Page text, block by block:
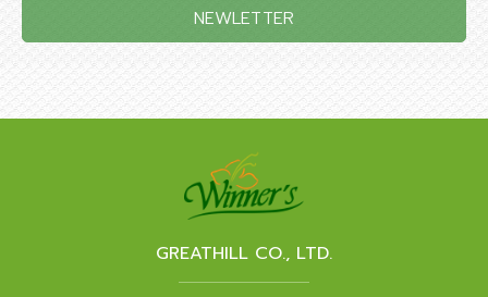
NEWLETTER
GREATHILL CO., LTD.